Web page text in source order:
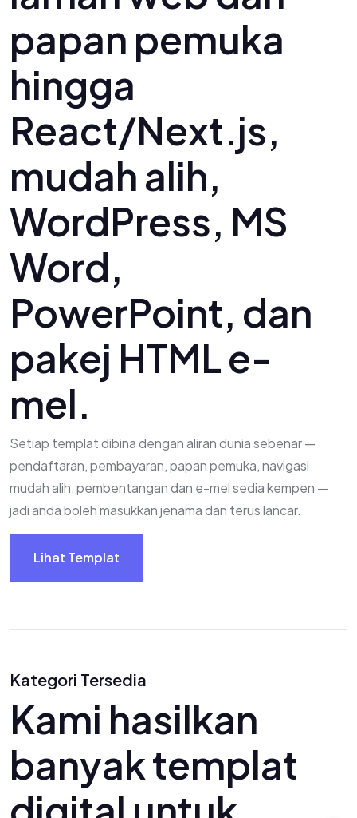
papan pemuka
hingga
React/Next.js,
mudah alih,
WordPress, MS
Word,
PowerPoint, dan
pakej HTML e-
mel.
Setiap templat dibina dengan aliran dunia sebenar —
pendaftaran, pembayaran, papan pemuka, navigasi
mudah alih, pembentangan dan e-mel sedia kempen —
jadi anda boleh masukkan jenama dan terus lancar.
Lihat Templat
Kategori Tersedia
Kami hasilkan
banyaktemplat